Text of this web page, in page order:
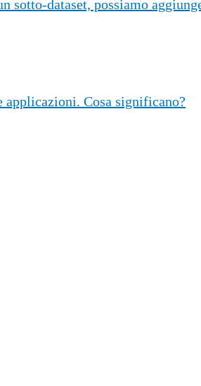
sotto-dataset, possiamo
Cosa significano?